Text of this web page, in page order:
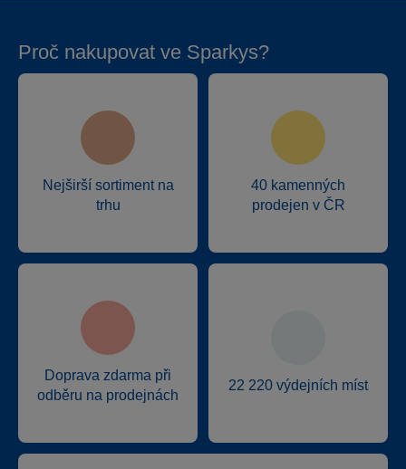
Proč nakupovat ve Sparkys?
Nejširší sortiment na
trhu
40 kamenných
prodejen v ČR
Doprava zdarma při
odběru na prodejnách
22 220 výdejních míst